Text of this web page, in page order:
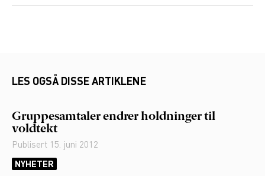
LES OGSÅ DISSE ARTIKLENE
Gruppesamtaler endrer holdninger til
voldtekt
Publisert 15. juni 2012
NYHETER